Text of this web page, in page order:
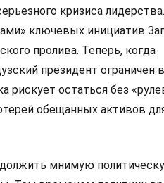
кризиса
ключевых инициатив
пролива. Теперь, когда
президент ограничен в
рискует остаться без
обещанных активов
мнимую